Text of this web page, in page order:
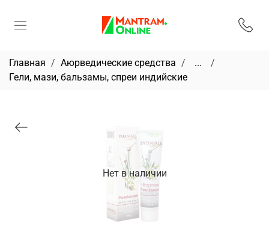
Главная Аюрведические средства
...
Гели, мази, бальзамы, спреи индийские
Нет в наличии